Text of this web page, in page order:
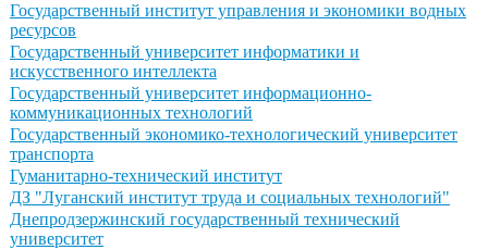
Государственный институт управления и экономики водных
ресурсов
Государственный университет информатики и
искусственного интеллекта
Государственный университет информационно-
коммуникационных технологий
Государственный экономико-технологический университет
транспорта
Гуманитарно-технический институт
ДЗ "Луганский институт труда и социальных технологий"
Днепродзержинский государственный технический
университет